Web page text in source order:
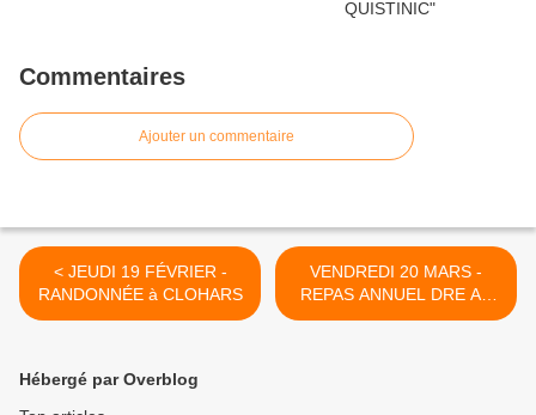
Commentaires
Ajouter un commentaire
< JEUDI 19 FÉVRIER -
RANDONNÉE à CLOHARS
VENDREDI 20 MARS -
REPAS ANNUEL DRE AR
VINOJENN >
Hébergé par Overblog